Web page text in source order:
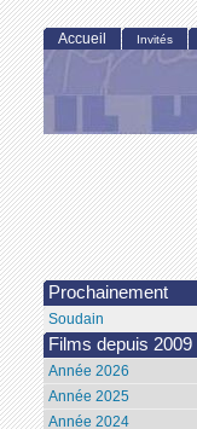
Accueil Invités
Prochainement
Soudain
Films depuis 2009
Année 2026
Année 2025
Année 2024